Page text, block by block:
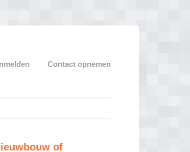
Contact opnemen
of